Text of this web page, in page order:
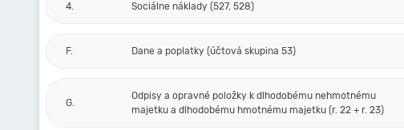
4. Sociálne náklady (527, 528)
F. Dane a poplatky (účtová skupina 53)
G.
Odpisy a opravné položky k dlhodobému nehmotnému
majetku a dlhodobému hmotnému majetku (r. 22 + r. 23)